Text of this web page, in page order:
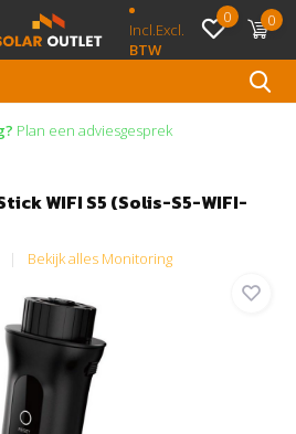
Incl.Excl.
BTW
0 0
Plan een adviesgesprek
WIFI S5 (Solis-S5-WIFI-
Bekijk alles Monitoring